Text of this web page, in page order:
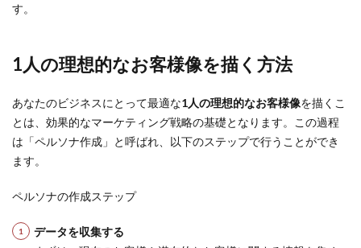
す。
1人の理想的なお客様像を描く方法
あなたのビジネスにとって最適な1人の理想的なお客様像を描くこ
とは、効果的なマーケティング戦略の基礎となります。この過程
は「ペルソナ作成」と呼ばれ、以下のステップで行うことができ
ます。
ペルソナの作成ステップ
データを収集する